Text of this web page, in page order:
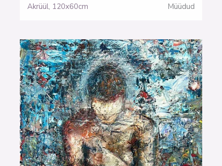
Akrüül, 120x60cm Müüdud